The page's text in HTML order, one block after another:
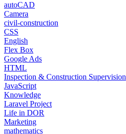
autoCAD
Camera
civil-construction
CSS
English
Flex Box
Google Ads
HTML
Inspection & Construction Supervision
JavaScript
Knowledge
Laravel Project
Life in DOR
Marketing
mathematics